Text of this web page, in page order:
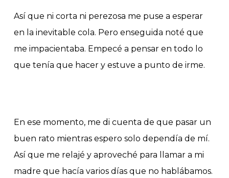
Así que ni corta ni perezosa me puse a esperar
en la inevitable cola. Pero enseguida noté que
me impacientaba. Empecé a pensar en todo lo
que tenía que hacer y estuve a punto de irme.
En ese momento, me di cuenta de que pasar un
buen rato mientras espero solo dependía de mí.
Así que me relajé y aproveché para llamar a mi
madre que hacía varios días que no hablábamos.